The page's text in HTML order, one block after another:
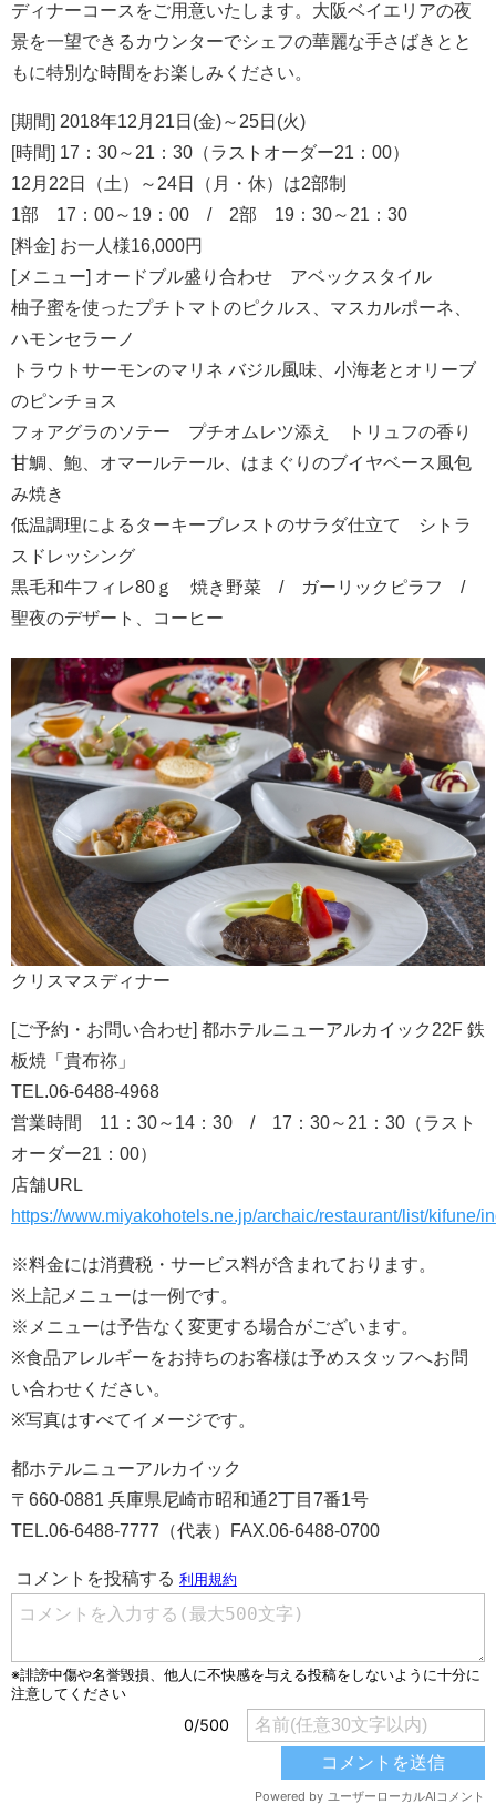
ディナーコースをご用意いたします。大阪ベイエリアの夜
景を一望できるカウンターでシェフの華麗な手さばきとと
もに特別な時間をお楽しみください。
[期間] 2018年12月21日(金)～25日(火)
[時間] 17：30～21：30（ラストオーダー21：00）
12月22日（土）～24日（月・休）は2部制
1部 17：00～19：00 / 2部 19：30～21：30
[料金] お一人様16,000円
[メニュー] オードブル盛り合わせ アベックスタイル
柚子蜜を使ったプチトマトのピクルス、マスカルポーネ、
ハモンセラーノ
トラウトサーモンのマリネ バジル風味、小海老とオリーブ
のピンチョス
フォアグラのソテー プチオムレツ添え トリュフの香り
甘鯛、鮑、オマールテール、はまぐりのブイヤベース風包
み焼き
低温調理によるターキーブレストのサラダ仕立て シトラ
スドレッシング
黒毛和牛フィレ80ｇ 焼き野菜 / ガーリックピラフ /
聖夜のデザート、コーヒー
クリスマスディナー
[ご予約・お問い合わせ] 都ホテルニューアルカイック22F 鉄
板焼「貴布祢」
TEL.06-6488-4968
営業時間 11：30～14：30 / 17：30～21：30（ラスト
オーダー21：00）
店舗URL
https://www.miyakohotels.ne.jp/archaic/restaurant/list/kifune/
※料金には消費税・サービス料が含まれております。
※上記メニューは一例です。
※メニューは予告なく変更する場合がございます。
※食品アレルギーをお持ちのお客様は予めスタッフへお問
い合わせください。
※写真はすべてイメージです。
都ホテルニューアルカイック
〒660-0881 兵庫県尼崎市昭和通2丁目7番1号
TEL.06-6488-7777（代表）FAX.06-6488-0700